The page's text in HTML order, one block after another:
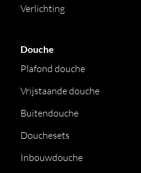
Verlichting
Douche
Plafond douche
Vrijstaande douche
Buitendouche
Douchesets
Inbouwdouche